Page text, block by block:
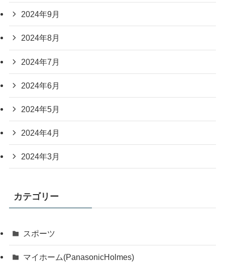
2024年9月
2024年8月
2024年7月
2024年6月
2024年5月
2024年4月
2024年3月
カテゴリー
スポーツ
マイホーム(PanasonicHolmes)